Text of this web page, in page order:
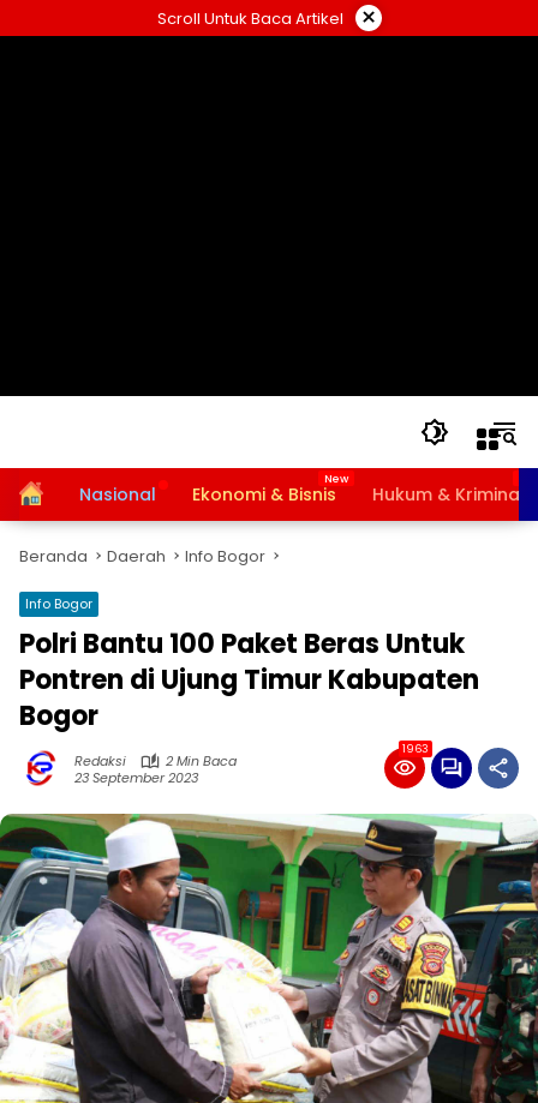
ke
Scroll Untuk Baca Artikel ×
HomeNasional Ekonomi & Bisnis Hukum & Kriminal
Beranda Daerah Info Bogor
Info Bogor
Polri Bantu 100 Paket Beras Untuk
Pontren di Ujung Timur Kabupaten
Bogor
Redaksi
2 Min Baca
23 September 2023
1963